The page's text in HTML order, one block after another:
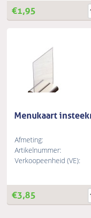
€1,95
Menukaart
Afmeting:
Artikelnummer:
Verkoopeenheid (VE):
€3,85